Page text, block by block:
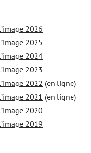
2026
2025
2024
2023
2022 (en ligne)
2021 (en ligne)
2020
2019